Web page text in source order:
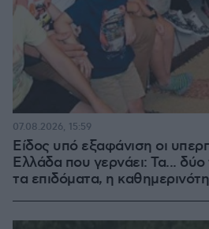
Είδος υπό εξαφάνιση οι
Ελλάδα που γερνάει: Τα...
τα επιδόματα, η
07.08.2026, 15:59